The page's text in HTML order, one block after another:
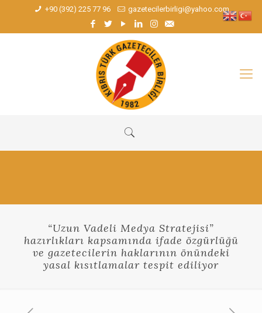
+90 (392) 225 77 96 gazetecilerbirligi@yahoo.com
“Uzun Vadeli Medya Stratejisi”
hazırlıkları kapsamında ifade özgürlüğü
ve gazetecilerin haklarının önündeki
yasal kısıtlamalar tespit ediliyor